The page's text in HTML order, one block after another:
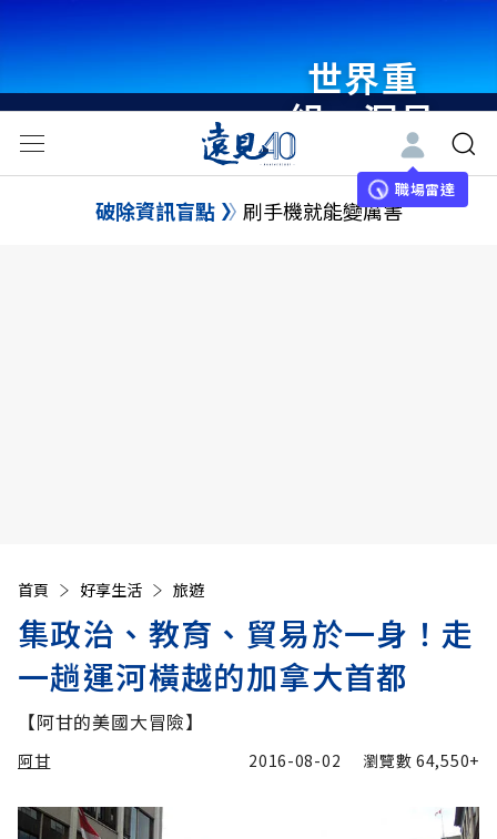
世界重
組・洞見
未來 與
世界領袖
職場雷達
破除資訊盲點 刷手機就能變厲害
首頁 好享生活 旅遊
集政治、教育、貿易於一身！走
一趟運河橫越的加拿大首都
【阿甘的美國大冒險】
阿甘 2016-08-02 瀏覽數64,550+